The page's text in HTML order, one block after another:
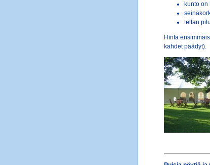
kunto on
teltan
Hinta
kahdet päädyt).